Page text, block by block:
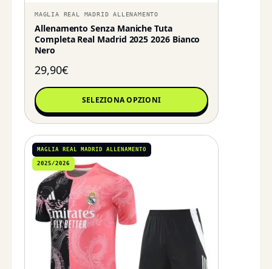
MAGLIA REAL MADRID ALLENAMENTO
Allenamento Senza Maniche Tuta
Completa Real Madrid 2025 2026 Bianco
Nero
29,90€
SELEZIONA OPZIONI
MAGLIA REAL MADRID ALLENAMENTO
2025/2026